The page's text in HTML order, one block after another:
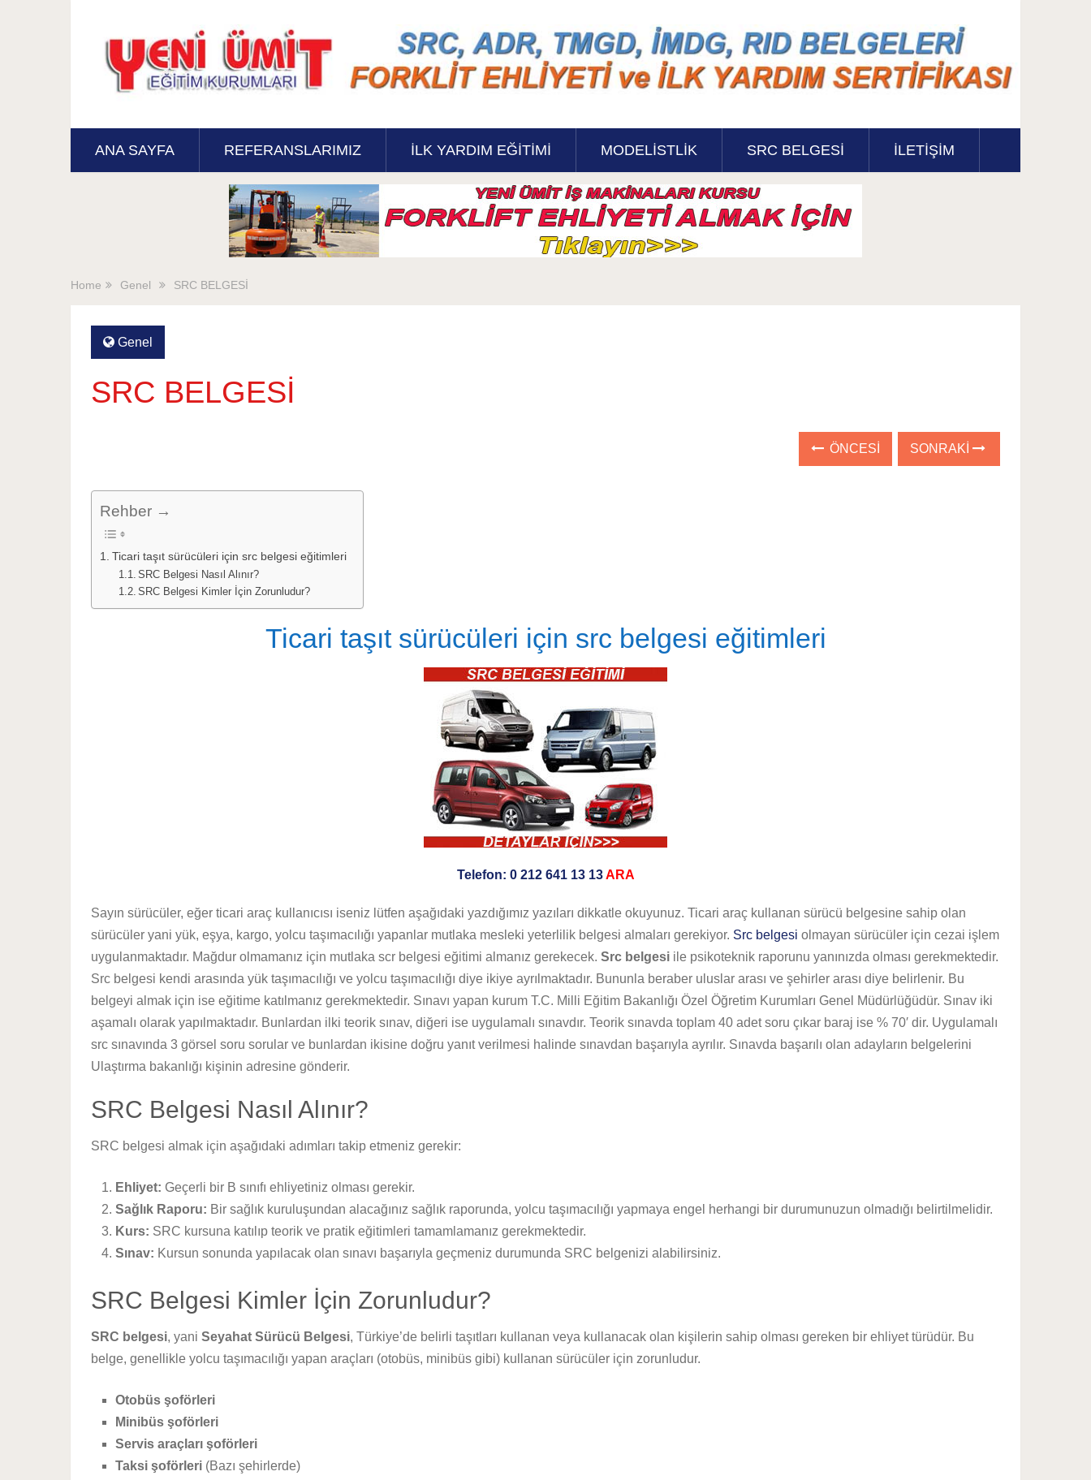
ANA SAYFA REFERANSLARIMIZ İLK YARDIM EĞITIMI MODELISTLIK SRC BELGESI İLETİŞİM
Home Genel SRC BELGESİ
Genel
SRC BELGESİ
ÖNCESI SONRAKI
Rehber →
Ticari taşıt sürücüleri için src belgesi eğitimleri
SRC Belgesi Nasıl Alınır?
SRC Belgesi Kimler İçin Zorunludur?
Ticari taşıt sürücüleri için src belgesi eğitimleri
Telefon: 0 212 641 13 13ARA
Sayın sürücüler, eğer ticari araç kullanıcısı iseniz lütfen aşağıdaki yazdığımız yazıları dikkatle okuyunuz. Ticari araç kullanan sürücü belgesine sahip olan
sürücüler yani yük, eşya, kargo, yolcu taşımacılığı yapanlar mutlaka mesleki yeterlilik belgesi almaları gerekiyor. Src belgesi olmayan sürücüler için cezai işlem
uygulanmaktadır. Mağdur olmamanız için mutlaka scr belgesi eğitimi almanız gerekecek. Src belgesi ile psikoteknik raporunu yanınızda olması gerekmektedir.
Src belgesi kendi arasında yük taşımacılığı ve yolcu taşımacılığı diye ikiye ayrılmaktadır. Bununla beraber uluslar arası ve şehirler arası diye belirlenir. Bu
belgeyi almak için ise eğitime katılmanız gerekmektedir. Sınavı yapan kurum T.C. Milli Eğitim Bakanlığı Özel Öğretim Kurumları Genel Müdürlüğüdür. Sınav iki
aşamalı olarak yapılmaktadır. Bunlardan ilki teorik sınav, diğeri ise uygulamalı sınavdır. Teorik sınavda toplam 40 adet soru çıkar baraj ise % 70′ dir. Uygulamalı
src sınavında 3 görsel soru sorular ve bunlardan ikisine doğru yanıt verilmesi halinde sınavdan başarıyla ayrılır. Sınavda başarılı olan adayların belgelerini
Ulaştırma bakanlığı kişinin adresine gönderir.
SRC Belgesi Nasıl Alınır?
SRC belgesi almak için aşağıdaki adımları takip etmeniz gerekir:
Ehliyet: Geçerli bir B sınıfı ehliyetiniz olması gerekir.
Sağlık Raporu: Bir sağlık kuruluşundan alacağınız sağlık raporunda, yolcu taşımacılığı yapmaya engel herhangi bir durumunuzun olmadığı belirtilmelidir.
Kurs: SRC kursuna katılıp teorik ve pratik eğitimleri tamamlamanız gerekmektedir.
Sınav: Kursun sonunda yapılacak olan sınavı başarıyla geçmeniz durumunda SRC belgenizi alabilirsiniz.
SRC Belgesi Kimler İçin Zorunludur?
SRC belgesi, yani Seyahat Sürücü Belgesi, Türkiye’de belirli taşıtları kullanan veya kullanacak olan kişilerin sahip olması gereken bir ehliyet türüdür. Bu
belge, genellikle yolcu taşımacılığı yapan araçları (otobüs, minibüs gibi) kullanan sürücüler için zorunludur.
Otobüs şoförleri
Minibüs şoförleri
Servis araçları şoförleri
Taksi şoförleri (Bazı şehirlerde)